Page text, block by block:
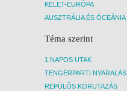
KELET-EURÓPA
AUSZTRÁLIA ÉS ÓCEÁNIA
Téma szerint
1 NAPOS UTAK
TENGERPARTI NYARALÁS
REPÜLŐS KÖRUTAZÁS